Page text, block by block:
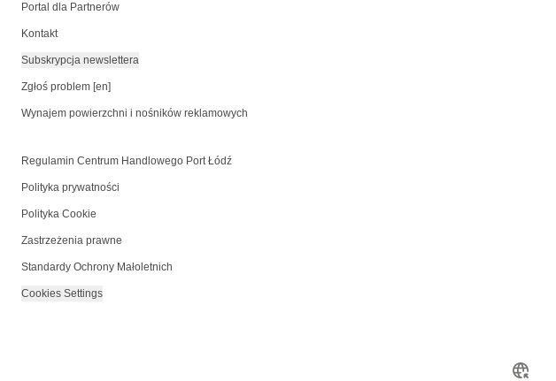
Portal dla Partnerów
Kontakt
Subskrypcja newslettera
Zgłoś problem [en]
Wynajem powierzchni i nośników reklamowych
Regulamin Centrum Handlowego Port Łódź
Polityka prywatności
Polityka Cookie
Zastrzeżenia prawne
Standardy Ochrony Małoletnich
Cookies Settings